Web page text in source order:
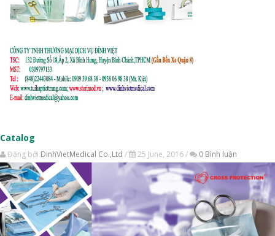
Catalog
Đăng bởi DinhVietMedical Co.,Ltd / 25 June, 2016 / 0 Bình luận